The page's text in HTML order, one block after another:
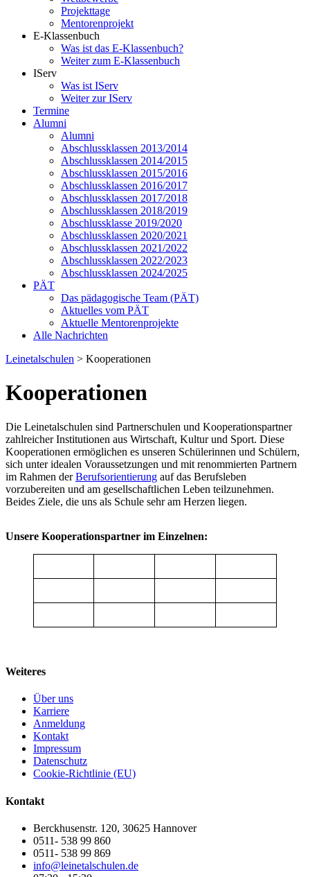
Projekttage
Mentorenprojekt
E-Klassenbuch
Was ist das E-Klassenbuch?
Weiter zum E-Klassenbuch
IServ
Was ist IServ
Weiter zur IServ
Termine
Alumni
Alumni
Abschlussklassen 2013/2014
Abschlussklassen 2014/2015
Abschlussklassen 2015/2016
Abschlussklassen 2016/2017
Abschlussklassen 2017/2018
Abschlussklassen 2018/2019
Abschlussklasse 2019/2020
Abschlussklassen 2020/2021
Abschlussklassen 2021/2022
Abschlussklassen 2022/2023
Abschlussklassen 2024/2025
PÄT
Das pädagogische Team (PÄT)
Aktuelles vom PÄT
Aktuelle Mentorenprojekte
Alle Nachrichten
Leinetalschulen > Kooperationen
Kooperationen
Die Leinetalschulen sind Partnerschulen und Kooperationspartner
zahlreicher Institutionen aus Wirtschaft, Kultur und Sport. Diese
Kooperationen ermöglichen es unseren Schülerinnen und Schülern,
sich unter idealen Voraussetzungen und mit renommierten Partnern
im Rahmen derBerufsorientierung auf das Berufsleben
vorzubereiten und am gesellschaftlichen Leben teilzunehmen.
Beides Ziele, die uns als Schule sehr am Herzen liegen.
Unsere Kooperationspartner im Einzelnen:
Weiteres
Über uns
Karriere
Anmeldung
Kontakt
Impressum
Datenschutz
Cookie-Richtlinie (EU)
Kontakt
Berckhusenstr. 120, 30625 Hannover
0511- 538 99 860
0511- 538 99 869
info@leinetalschulen.de